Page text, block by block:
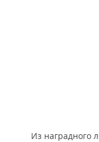
Из наградного